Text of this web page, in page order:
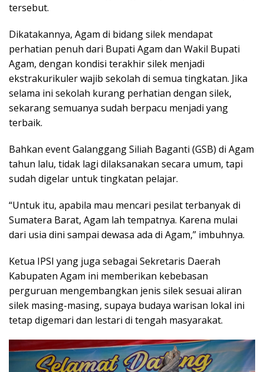
tersebut.
Dikatakannya, Agam di bidang silek mendapat
perhatian penuh dari Bupati Agam dan Wakil Bupati
Agam, dengan kondisi terakhir silek menjadi
ekstrakurikuler wajib sekolah di semua tingkatan. Jika
selama ini sekolah kurang perhatian dengan silek,
sekarang semuanya sudah berpacu menjadi yang
terbaik.
Bahkan event Galanggang Siliah Baganti (GSB) di Agam
tahun lalu, tidak lagi dilaksanakan secara umum, tapi
sudah digelar untuk tingkatan pelajar.
“Untuk itu, apabila mau mencari pesilat terbanyak di
Sumatera Barat, Agam lah tempatnya. Karena mulai
dari usia dini sampai dewasa ada di Agam,” imbuhnya.
Ketua IPSI yang juga sebagai Sekretaris Daerah
Kabupaten Agam ini memberikan kebebasan
perguruan mengembangkan jenis silek sesuai aliran
silek masing-masing, supaya budaya warisan lokal ini
tetap digemari dan lestari di tengah masyarakat.